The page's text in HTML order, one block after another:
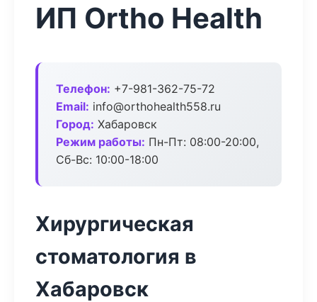
ИП Ortho Health
Телефон: +7-981-362-75-72
Email: info@orthohealth558.ru
Город: Хабаровск
Режим работы: Пн-Пт: 08:00-20:00,
Сб-Вс: 10:00-18:00
Хирургическая
стоматология в
Хабаровск